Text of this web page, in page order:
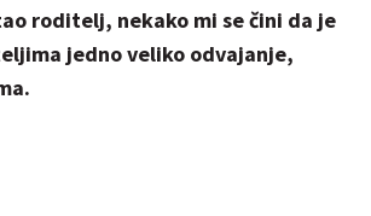
roditelj, nekako mi se čini da je
jedno veliko odvajanje,